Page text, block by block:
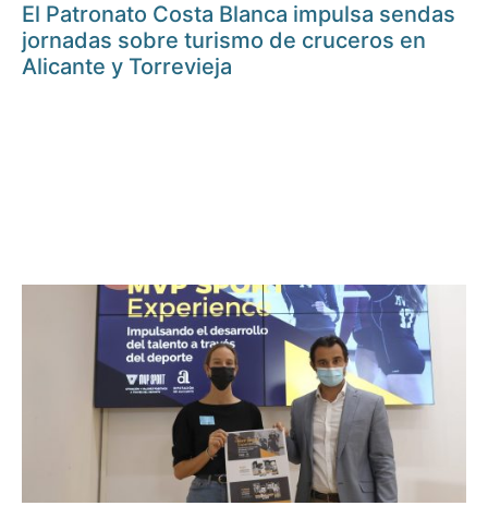
El Patronato Costa Blanca impulsa sendas
jornadas sobre turismo de cruceros en
Alicante y Torrevieja